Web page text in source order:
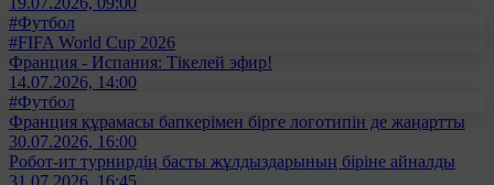
#Футбол
#FIFA World Cup 2026
Франция - Испания: Тікелей эфир!
14.07.2026, 14:00
#Футбол
Франция құрамасы бапкерімен бірге логотипін де жаңартты
30.07.2026, 16:00
Робот-ит турнирдің басты жұлдыздарының біріне айналды
31.07.2026, 16:45